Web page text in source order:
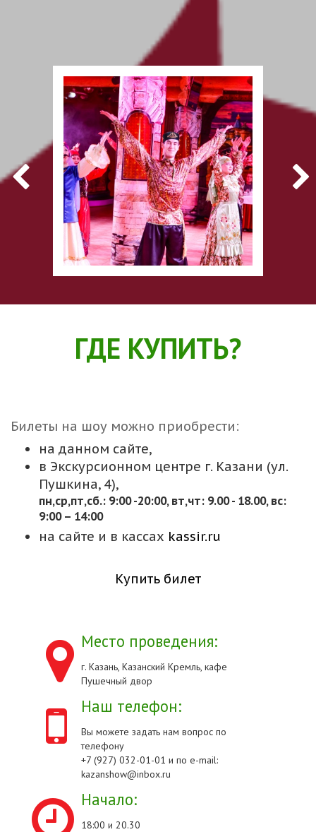
ГДЕ КУПИТЬ?
Билеты на шоу можно приобрести:
на данном сайте,
в Экскурсионном центре г. Казани (ул.
Пушкина, 4),
пн,cр,пт,сб.: 9:00 -20:00, вт,чт: 9.00 - 18.00, вс:
9:00 – 14:00
на сайте и в кассах kassir.ru
Купить билет
Место проведения:
г. Казань, Казанский Кремль, кафе
Пушечный двор
Наш телефон:
Вы можете задать нам вопрос по
телефону
+7 (927) 032-01-01 и по e-mail:
kazanshow@inbox.ru
Начало:
18:00 и 20.30